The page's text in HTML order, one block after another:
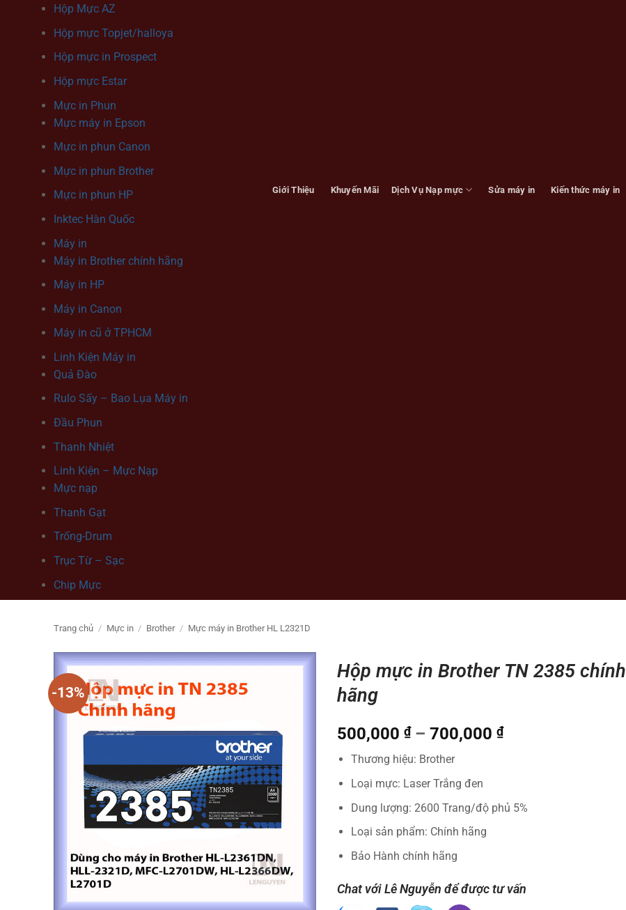
Hộp Mực AZ
Hộp mực Topjet/halloya
Hộp mực in Prospect
Hộp mực Estar
Mực in Phun
Mực máy in Epson
Mực in phun Canon
Mực in phun Brother
Mực in phun HP
Inktec Hàn Quốc
Máy in
Máy in Brother chính hãng
Máy in HP
Máy in Canon
Máy in cũ ở TPHCM
Linh Kiện Máy in
Quả Đào
Rulo Sấy – Bao Lụa Máy in
Đầu Phun
Thanh Nhiệt
Linh Kiện – Mực Nạp
Mực nạp
Thanh Gạt
Trống-Drum
Trục Từ – Sạc
Chip Mực
Giới Thiệu Khuyến Mãi Dịch Vụ Nạp mực Sửa máy in Kiến thức máy in
Trang chủ / Mực in / Brother / Mực máy in Brother HL L2321D
-13%
Hộp mực in Brother TN 2385 chính
hãng
500,000 ₫ – 700,000 ₫Khoảng
đến
700,000 ₫
Thương hiệu: Brother
Loại mực: Laser Trắng đen
Dung lượng: 2600 Trang/độ phủ 5%
Loại sản phẩm: Chính hãng
Bảo Hành chính hãng
Chat với Lê Nguyễn để được tư vấn